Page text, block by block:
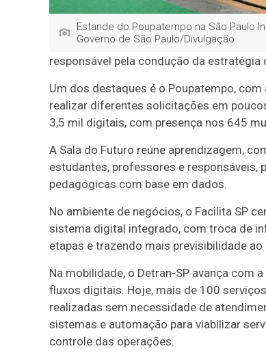
Estande do Poupatempo na São Paulo
Governo de São Paulo/Divulgação
responsável pela condução da
Um dos destaques é o Poupatempo,
realizar diferentes solicitações em
3,5 mil digitais, com presença nos 645
A Sala do Futuro reúne aprendizagem,
estudantes, professores e responsáveis,
pedagógicas com base em dados.
No ambiente de negócios, o Facilita SP
sistema digital integrado, com troca de
etapas e trazendo mais previsibilidade ao
Na mobilidade, o Detran-SP avança com
fluxos digitais. Hoje, mais de 100
realizadas sem necessidade de
sistemas e automação para viabilizar
controle das operações.